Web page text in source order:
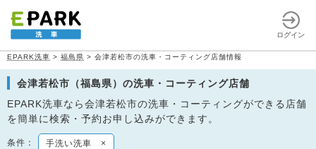
ログイン
EPARK洗車 > 福島県 > 会津若松市の洗車・コーティング店舗情報
会津若松市（福島県）の洗車・コーティング店舗
EPARK洗車なら会津若松市の洗車・コーティングができる店舗
を簡単に検索・予約お申し込みができます。
条件： 手洗い洗車 ×